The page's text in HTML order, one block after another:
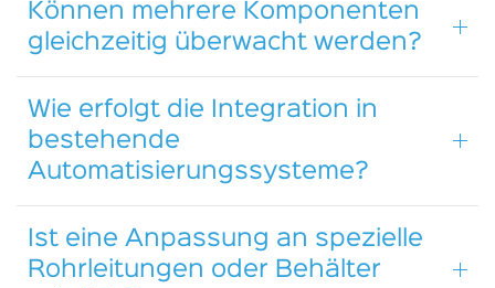
Können mehrere Komponenten
gleichzeitig überwacht werden?
Wie erfolgt die Integration in
bestehende
Automatisierungssysteme?
Ist eine Anpassung an spezielle
Rohrleitungen oder Behälter